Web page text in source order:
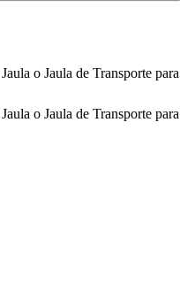
o Jaula de Transporte para
o Jaula de Transporte para